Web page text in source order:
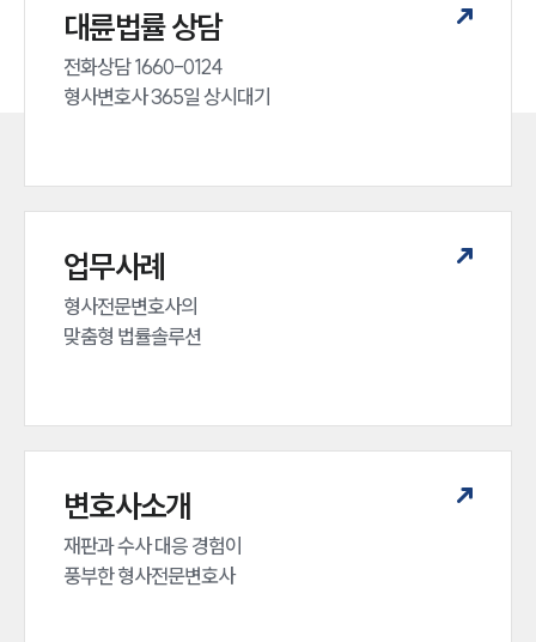
대륜법률 상담
전화상담 1660-0124
형사변호사 365일 상시대기
업무사례
형사전문변호사의
맞춤형 법률솔루션
변호사소개
재판과 수사 대응 경험이
풍부한 형사전문변호사